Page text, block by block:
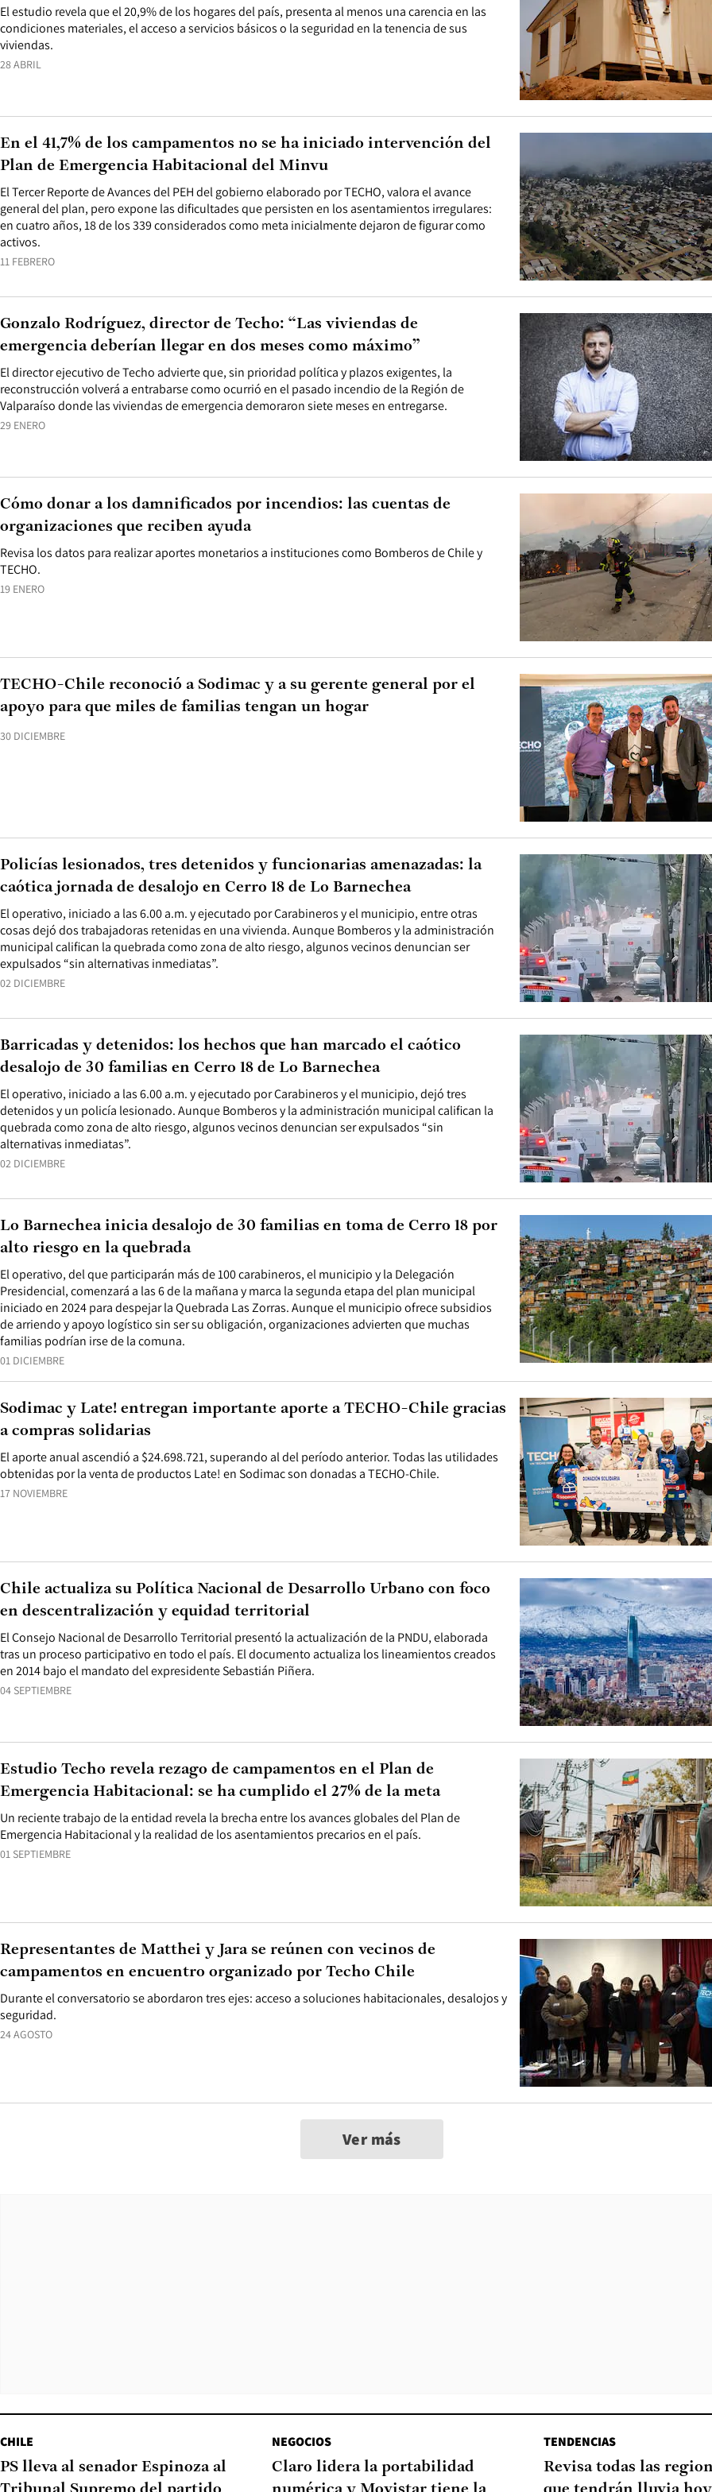
28 ABRIL
El estudio revela que el 20,9% de los hogares del país, presenta al menos una carencia en las
condiciones materiales, el acceso a servicios básicos o la seguridad en la tenencia de sus
viviendas.
11 FEBRERO
El Tercer Reporte de Avances del PEH del gobierno elaborado por TECHO, valora el avance
general del plan, pero expone las dificultades que persisten en los asentamientos irregulares:
en cuatro años, 18 de los 339 considerados como meta inicialmente dejaron de figurar como
activos.
En el 41,7% de los campamentos no se ha iniciado intervención del
Plan de Emergencia Habitacional del Minvu
29 ENERO
El director ejecutivo de Techo advierte que, sin prioridad política y plazos exigentes, la
reconstrucción volverá a entrabar­se como ocurrió en el pasado incendio de la Región de
Valparaíso donde las viviendas de emergencia demoraron siete meses en entregarse.
Gonzalo Rodríguez, director de Techo: “Las viviendas de
emergencia deberían llegar en dos meses como máximo”
19 ENERO
Revisa los datos para realizar aportes monetarios a instituciones como Bomberos de Chile y
TECHO.
Cómo donar a los damnificados por incendios: las cuentas de
organizaciones que reciben ayuda
30 DICIEMBRE
TECHO-Chile reconoció a Sodimac y a su gerente general por el
apoyo para que miles de familias tengan un hogar
02 DICIEMBRE
El operativo, iniciado a las 6.00 a.m. y ejecutado por Carabineros y el municipio, entre otras
cosas dejó dos trabajadoras retenidas en una vivienda. Aunque Bomberos y la administración
municipal califican la quebrada como zona de alto riesgo, algunos vecinos denuncian ser
expulsados “sin alternativas inmediatas”.
Policías lesionados, tres detenidos y funcionarias amenazadas: la
caótica jornada de desalojo en Cerro 18 de Lo Barnechea
02 DICIEMBRE
El operativo, iniciado a las 6.00 a.m. y ejecutado por Carabineros y el municipio, dejó tres
detenidos y un policía lesionado. Aunque Bomberos y la administración municipal califican la
quebrada como zona de alto riesgo, algunos vecinos denuncian ser expulsados “sin
alternativas inmediatas”.
Barricadas y detenidos: los hechos que han marcado el caótico
desalojo de 30 familias en Cerro 18 de Lo Barnechea
01 DICIEMBRE
El operativo, del que participarán más de 100 carabineros, el municipio y la Delegación
Presidencial, comenzará a las 6 de la mañana y marca la segunda etapa del plan municipal
iniciado en 2024 para despejar la Quebrada Las Zorras. Aunque el municipio ofrece subsidios
de arriendo y apoyo logístico sin ser su obligación, organizaciones advierten que muchas
familias podrían irse de la comuna.
Lo Barnechea inicia desalojo de 30 familias en toma de Cerro 18 por
alto riesgo en la quebrada
17 NOVIEMBRE
El aporte anual ascendió a $24.698.721, superando al del período anterior. Todas las utilidades
obtenidas por la venta de productos Late! en Sodimac son donadas a TECHO-Chile.
Sodimac y Late! entregan importante aporte a TECHO-Chile gracias
a compras solidarias
04 SEPTIEMBRE
El Consejo Nacional de Desarrollo Territorial presentó la actualización de la PNDU, elaborada
tras un proceso participativo en todo el país. El documento actualiza los lineamientos creados
en 2014 bajo el mandato del expresidente Sebastián Piñera.
Chile actualiza su Política Nacional de Desarrollo Urbano con foco
en descentralización y equidad territorial
01 SEPTIEMBRE
Un reciente trabajo de la entidad revela la brecha entre los avances globales del Plan de
Emergencia Habitacional y la realidad de los asentamientos precarios en el país.
Estudio Techo revela rezago de campamentos en el Plan de
Emergencia Habitacional: se ha cumplido el 27% de la meta
24 AGOSTO
Durante el conversatorio se abordaron tres ejes: acceso a soluciones habitacionales, desalojos y
seguridad.
Representantes de Matthei y Jara se reúnen con vecinos de
campamentos en encuentro organizado por Techo Chile
Ver más
CHILE
PS lleva al senador Espinoza al
NEGOCIOS
Claro lidera la portabilidad
TENDENCIAS
Revisa todas las